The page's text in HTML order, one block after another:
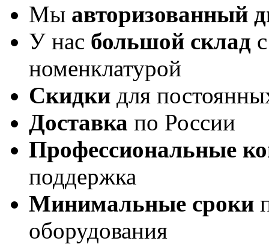
Мы авторизованный
У нас большой склад
номенклатурой
Скидки для
Доставка по России
Профессиональные
поддержка
Минимальные сроки
оборудования